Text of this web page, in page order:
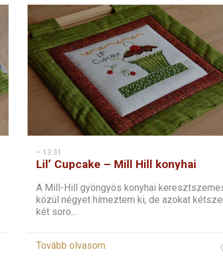
– 13:31
Lil’ Cupcake – Mill Hill konyhai
A Mill-Hill gyöngyös konyhai
közül négyet hímeztem ki, de azokat
két soro...
Tovább olvasom